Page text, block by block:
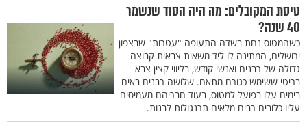
טיסת המקובלים: מה היה הסוד שנשמר
40 שנה?
כשהמטוס נחת בשדה התעופה "עטרות" שבצפון
ירושלים, המתינה לו ליד משאית צבאית קבוצה
גדולה של רבנים ואנשי קודש, בליווי קצין צבא
בריטי ששימש כגורם מתאם. שלושה רבנים באים
בימים עלו בפועל למטוס, בעוד חבריהם מעמיסים
עליו כלובים רבים מלאים תרנגולות לבנות.